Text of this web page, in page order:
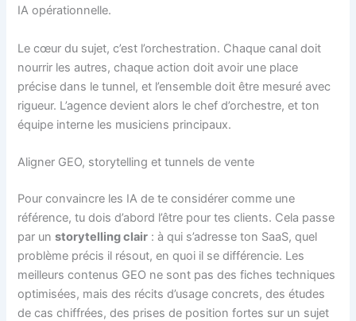
IA opérationnelle.
Le cœur du sujet, c’est l’orchestration. Chaque canal doit
nourrir les autres, chaque action doit avoir une place
précise dans le tunnel, et l’ensemble doit être mesuré avec
rigueur. L’agence devient alors le chef d’orchestre, et ton
équipe interne les musiciens principaux.
Aligner GEO, storytelling et tunnels de vente
Pour convaincre les IA de te considérer comme une
référence, tu dois d’abord l’être pour tes clients. Cela passe
par unstorytelling clair : à qui s’adresse ton SaaS, quel
problème précis il résout, en quoi il se différencie. Les
meilleurs contenus GEO ne sont pas des fiches techniques
optimisées, mais des récits d’usage concrets, des études
de cas chiffrées, des prises de position fortes sur un sujet